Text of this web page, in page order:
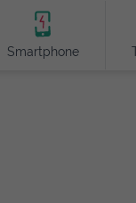
Smartphone